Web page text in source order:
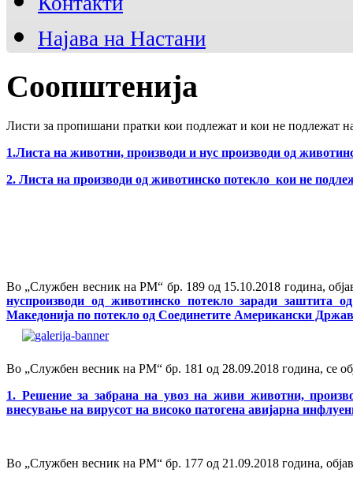
Аквакултура
Најава на Настани
Соопштенија
Листи за пропишани пратки кои подлежат и кои не подлежат
1.Листа на животни, производи и нус производи од
2. Листа на производи од животинско потекло кои не
Во „Службен весник на РМ“ бр. 189 од 15.10.2018 година,
нуспроизводи од животинско потекло заради заштита
Македонија по потекло од Соединетите Американски
Во „Службен весник на РМ“ бр. 181 од 28.09.2018 година, се
1. Решение за забрана на увоз на живи животни,
внесување на вирусот на високо патогена авијарна
Во „Службен весник на РМ“ бр. 177 од 21.09.2018 година,